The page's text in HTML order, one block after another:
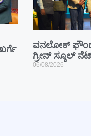
ವನಲೋಕ್
ಗ್ರೀನ್ ಸ್ಕೂಲ್
06/08/2026